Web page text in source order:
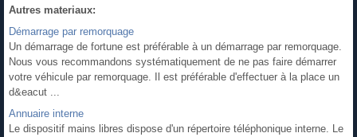
Autres materiaux:
Démarrage par remorquage
Un démarrage de fortune est préférable à un démarrage par remorquage.
Nous vous recommandons systématiquement de ne pas faire démarrer
votre véhicule par remorquage. Il est préférable d'effectuer à la place un
d&eacut ...
Annuaire interne
Le dispositif mains libres dispose d'un répertoire téléphonique interne. Le